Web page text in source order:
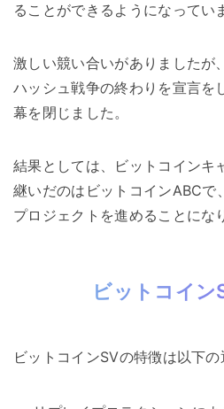
ることができるようになってい
激しい競い合いがありましたが
ハッシュ戦争の終わりを宣言を
幕を閉じました。
結果としては、ビットコインキ
継いだのはビットコインABCで
プロジェクトを進めることにな
ビットコイン
ビットコインSVの特徴は以下の